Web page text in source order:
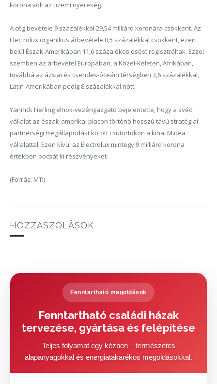
korona volt az üzemi nyereség.
A cég bevétele 9 százalékkal 29,54 milliárd koronára csökkent. Az
Electrolux organikus árbevétele 0,5 százalékkal csökkent, ezen
belül Észak-Amerikában 11,6 százalékos esést regisztráltak. Ezzel
szemben az árbevétel Európában, a Közel-Keleten, Afrikában,
továbbá az ázsiai és csendes-óceáni térségben 3,6 százalékkal,
Latin-Amerikában pedig 8 százalékkal nőtt.
Yannick Fierling elnök-vezérigazgató bejelentette, hogy a svéd
vállalat az észak-amerikai piacon történő hosszú távú stratégiai
partnerségi megállapodást kötött csütörtökön a kínai Midea
vállalattal. Ezen kívül az Electrolux mintegy 9 milliárd korona
értékben bocsát ki részvényeket.
(Forrás: MTI)
HOZZÁSZÓLÁSOK
Fenntartható megoldások
Fenntartható családi házak
tervezése, gyártása és felépítése
Teljes folyamat egy kézben – természetes
alapanyagokkal és energiatakarékos megoldásokkal.